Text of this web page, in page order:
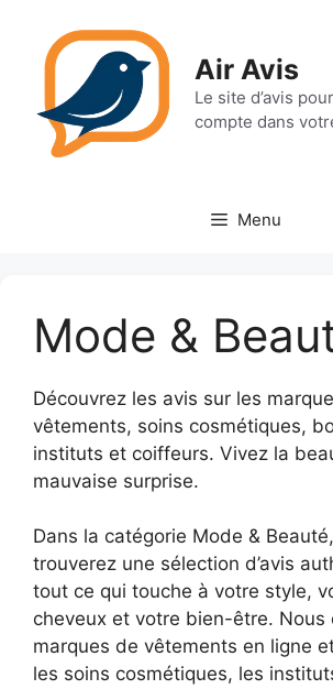
contenu
Air Avis
Le site d’avis
compte dans
Menu
Mode &
Découvrez les avis sur les
vêtements, soins cosmétiques,
instituts et coiffeurs. Vivez la
mauvaise surprise.
Dans la catégorie Mode &
trouverez une sélection d’avis
tout ce qui touche à votre style,
cheveux et votre bien-être. Nous
marques de vêtements en ligne
les soins cosmétiques, les